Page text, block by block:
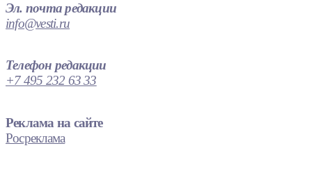
Эл. почта редакции
info@vesti.ru
Телефон редакции
+7 495 232 63 33
Реклама на сайте
Росреклама